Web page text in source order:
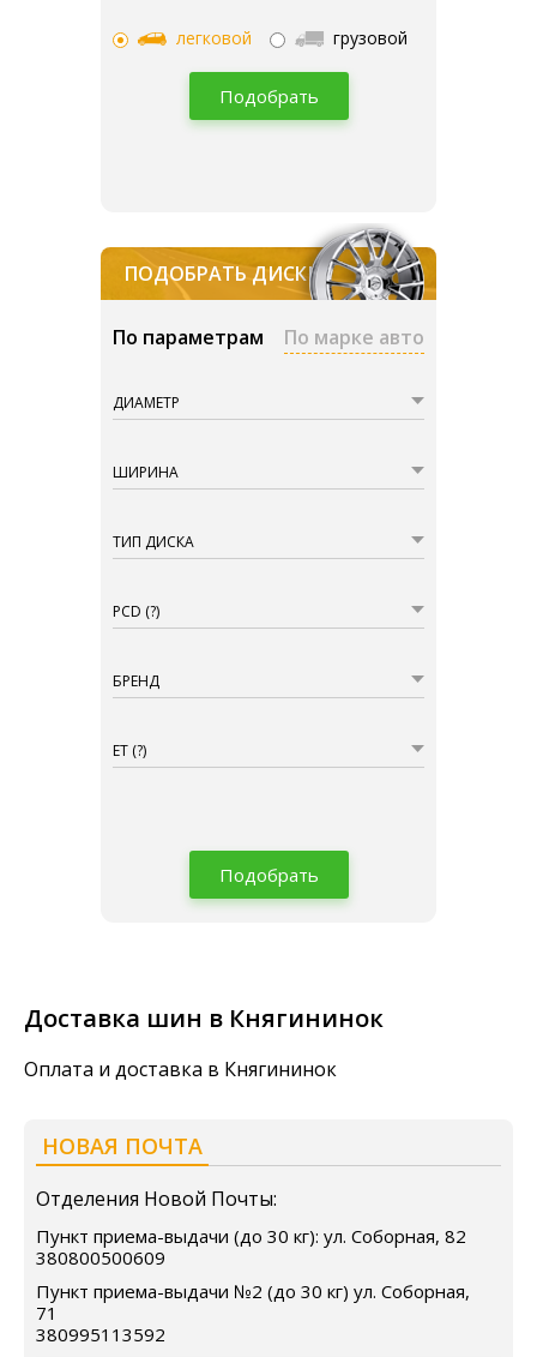
легковой грузовой
Подобрать
ПОДОБРАТЬ ДИСКИ
По параметрам По марке авто
ДИАМЕТР
ШИРИНА
ТИП ДИСКА
PCD (?)
БРЕНД
ET (?)
Подобрать
Доставка шин в Княгининок
Оплата и доставка в Княгининок
НОВАЯ ПОЧТА
Отделения Новой Почты:
Пункт приема-выдачи (до 30 кг): ул. Соборная, 82
380800500609
Пункт приема-выдачи №2 (до 30 кг) ул. Соборная,
71
380995113592